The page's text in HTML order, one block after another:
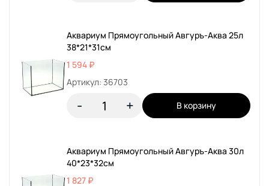
Аквариум Прямоугольный Авгуръ-Аква 25л
38*21*31см
1 594 ₽
Артикул: 36703
- + В корзину
Аквариум Прямоугольный Авгуръ-Аква 30л
40*23*32см
1 827 ₽